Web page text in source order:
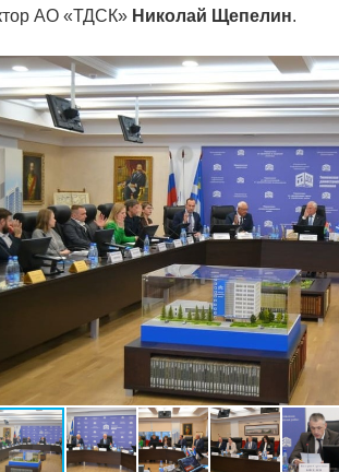
АО «ТДСК» Николай Щепелин.